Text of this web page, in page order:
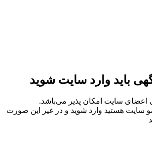
باید وارد سایت شوید
اعضای سایت امکان پذیر می‌باشد.
سایت هستید وارد شوید و در غیر این صورت